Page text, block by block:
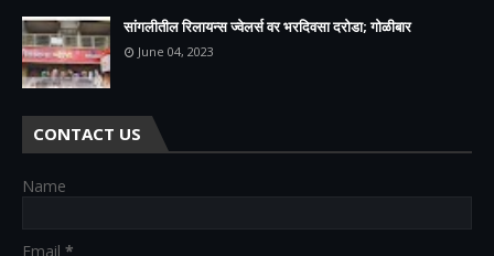
सांगलीतील रिलायन्स ज्वेलर्स वर भरदिवसा दरोडा; गोळीबार
June 04, 2023
CONTACT US
Name
Email *